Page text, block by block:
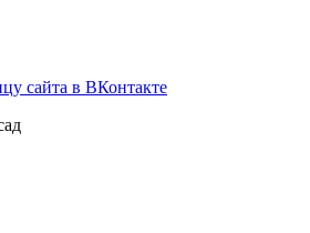
сайта в ВКонтакте